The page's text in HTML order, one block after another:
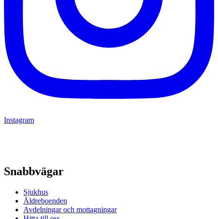
Instagram
Snabbvägar
Sjukhus
Äldreboenden
Avdelningar och mottagningar